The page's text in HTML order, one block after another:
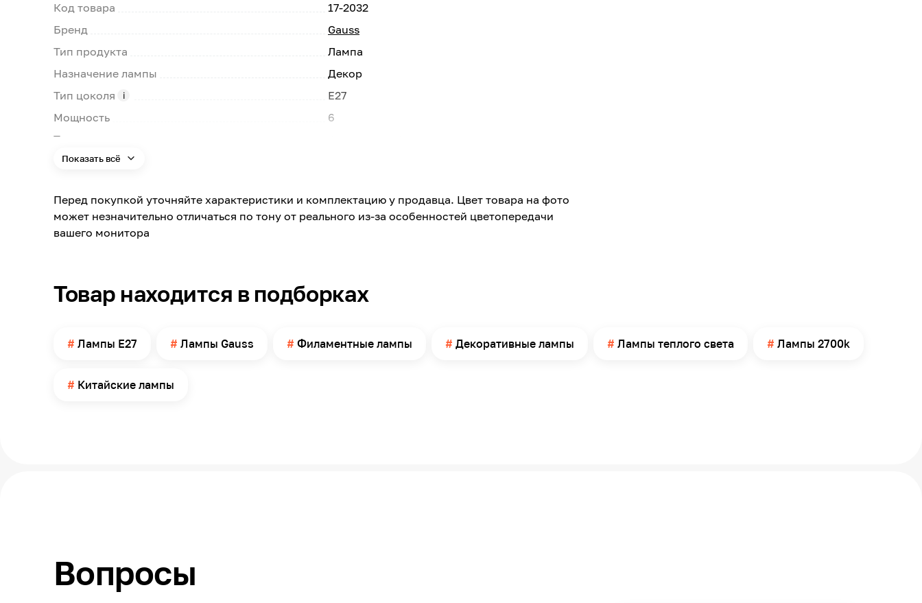
Код товара
17-2032
Бренд
Gauss
Тип продукта
Лампа
Назначение лампы
Декор
Тип цоколя
E27
Мощность
6
Тип ламп
Номинальное напряжение сети
Свет
Теплый белый
Степень защиты по ГОСТ 14254
ІР20
Диаметр
Показать всё
Перед покупкой уточняйте характеристики и комплектацию у продавца. Цвет товара на фото
может незначительно отличаться по тону от реального из-за особенностей цветопередачи
вашего монитора
Товар находится в подборках
Лампы E27 Лампы Gauss Филаментные лампы Декоративные лампы Лампы теплого света Лампы 2700k
Китайские лампы
Вопросы